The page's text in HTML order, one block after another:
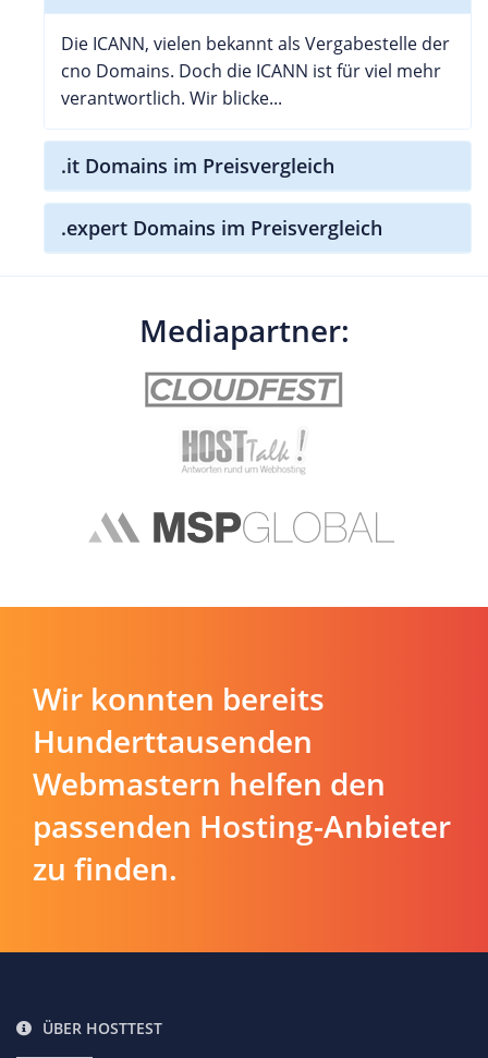
Die ICANN, vielen bekannt als Vergabestelle der
cno Domains. Doch die ICANN ist für viel mehr
verantwortlich. Wir blicke...
.it Domains im Preisvergleich
.expert Domains im Preisvergleich
Mediapartner:
Wir konnten bereits
Hunderttausenden
Webmastern helfen den
passenden Hosting-Anbieter
zu finden.
ÜBER HOSTTEST